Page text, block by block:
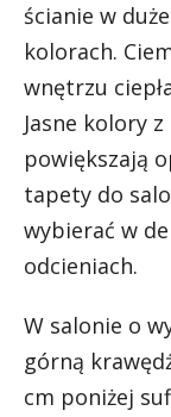
ścianie w
kolorach.
wnętrzu
Jasne kolory
powiększają
tapety do
wybierać w
odcieniach.
W salonie o
górną
cm poniżej